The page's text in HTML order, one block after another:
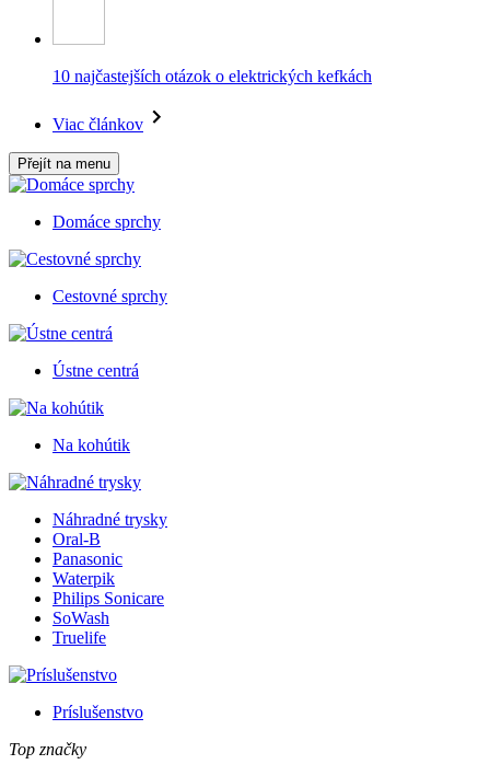
10 najčastejších otázok o elektrických kefkách
Viac článkov
Přejít na menu
Domáce sprchy
Cestovné sprchy
Ústne centrá
Na kohútik
Náhradné trysky
Oral-B
Panasonic
Waterpik
Philips Sonicare
SoWash
Truelife
Príslušenstvo
Top značky